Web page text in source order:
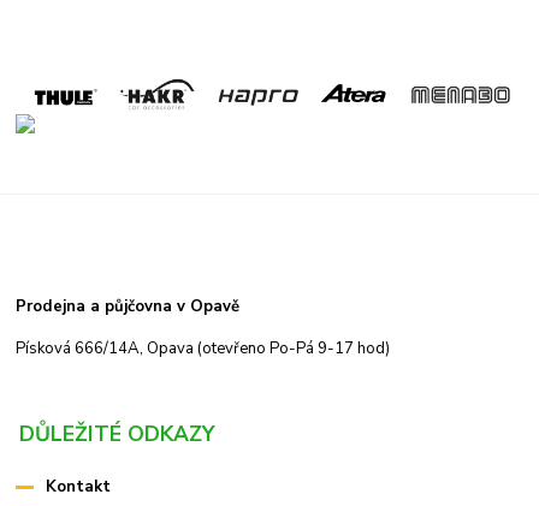
Prodejna a půjčovna v Opavě
Písková 666/14A, Opava (otevřeno Po-Pá 9-17 hod)
DŮLEŽITÉ ODKAZY
Kontakt